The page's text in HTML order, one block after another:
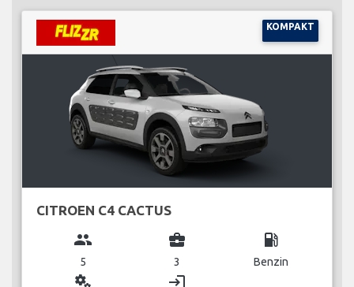
KOMPAKT
CITROEN C4 CACTUS
group
5
business_center
3
local_gas_station
Benzin
miscellaneous_services login